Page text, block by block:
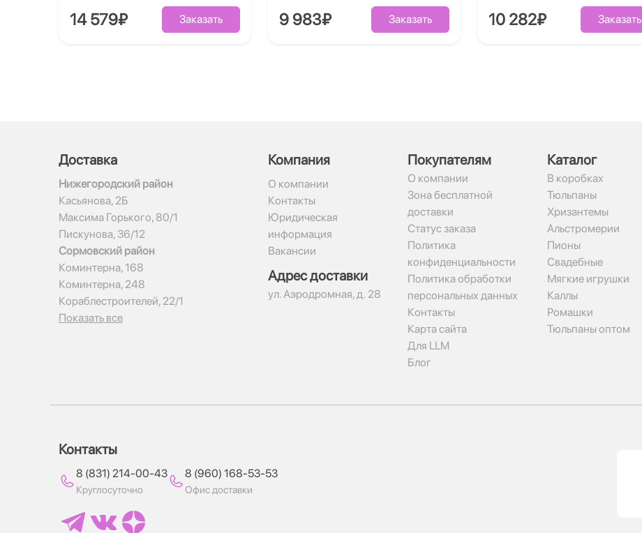
14 579₽ Заказать 9 983₽ Заказать 10 282₽ Заказать
Доставка
Нижегородский район
Касьянова, 2Б
Максима Горького, 80/1
Пискунова, 36/12
Сормовский район
Коминтерна, 168
Коминтерна, 248
Кораблестроителей, 22/1
Показать все
Компания
О компании
Контакты
Юридическая
информация
Вакансии
Адрес доставки
ул. Аэродромная, д. 28
Покупателям
О компании
Зона бесплатной
доставки
Статус заказа
Политика
конфиденциальности
Политика обработки
персональных данных
Контакты
Карта сайта
Для LLM
Блог
Каталог
В коробках
Тюльпаны
Хризантемы
Альстромерии
Пионы
Свадебные
Мягкие игрушки
Каллы
Ромашки
Тюльпаны оптом
Контакты
8 (831) 214-00-43
Круглосуточно
8 (960) 168-53-53
Офис доставки